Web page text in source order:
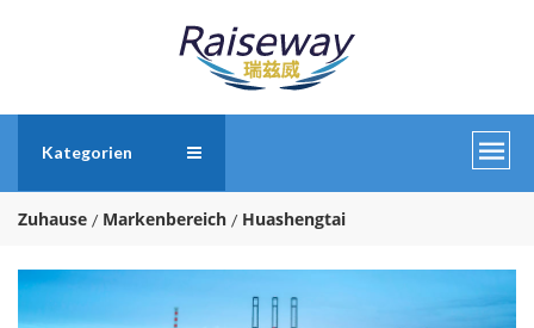
Kategorien
Zuhause Markenbereich Huashengtai